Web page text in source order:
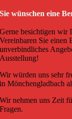
Sie wünschen eine
Gerne besichtigen wir
Vereinbaren Sie einen
unverbindliches
Ausstellung!
Wir würden uns sehr
in Mönchengladbach
Wir nehmen uns Zeit
Fragen.